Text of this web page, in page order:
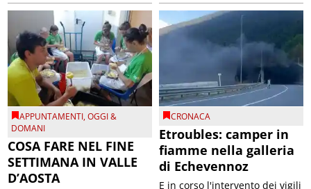
APPUNTAMENTI,OGGI &
DOMANI
COSA FARE NEL FINE
SETTIMANA IN VALLE
D’AOSTA
CRONACA
Etroubles: camper in
fiamme nella galleria
di Echevennoz
E in corso l'intervento dei vigili